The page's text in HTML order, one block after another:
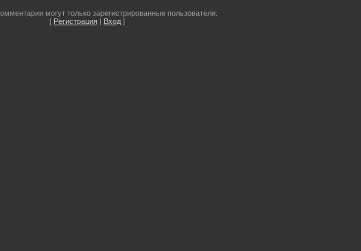
могут только зарегистрированные пользователи.
[ Регистрация | Вход ]